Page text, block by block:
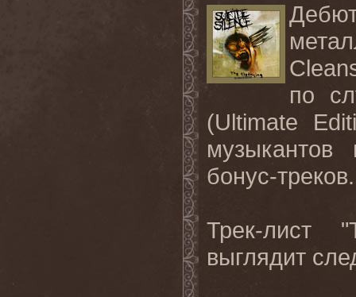
по
(Ultimate
бонус-треков.
Трек-лист "
выглядит